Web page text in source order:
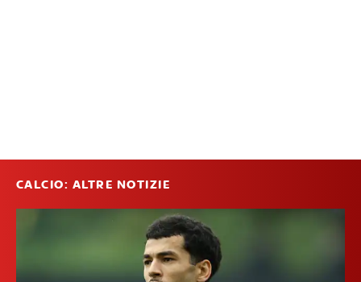
CALCIO: ALTRE NOTIZIE